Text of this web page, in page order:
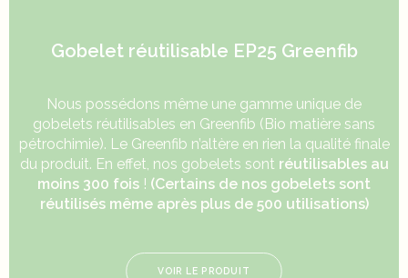
Gobelet réutilisable EP25 Greenfib
Nous possédons même une gamme unique de
gobelets réutilisables en Greenfib (Bio matière sans
pétrochimie). Le Greenfib n’altère en rien la qualité finale
du produit. En effet, nos gobelets sont réutilisables au
moins 300 fois ! (Certains de nos gobelets sont
réutilisés même après plus de 500 utilisations)
VOIR LE PRODUIT